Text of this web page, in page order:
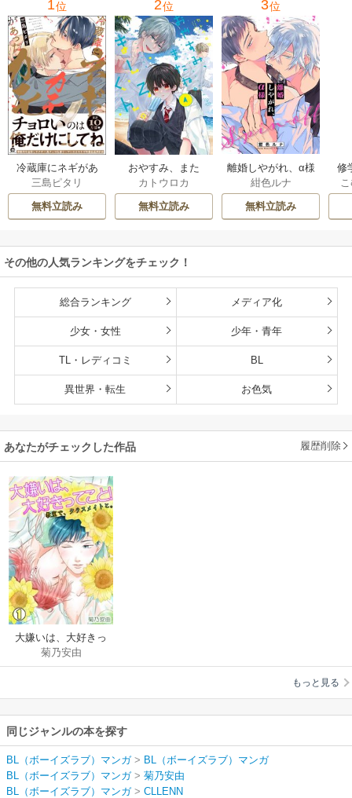
1位
冷蔵庫にネギがあ
ったカモ
三島ピタリ
無料立読み
2位
おやすみ、また
ね。ましろくん。
【電子限定漫画付
き】
カトウロカ
無料立読み
3位
離婚しやがれ、α様
紺色ルナ
無料立読み
修
その他の人気ランキングをチェック！
総合ランキング メディア化
少女・女性 少年・青年
TL・レディコミ BL
異世界・転生 お色気
あなたがチェックした作品 履歴削除
大嫌いは、大好きっ
てこと！～教室で、
クラスメイトと。～
菊乃安由
もっと見る
同じジャンルの本を探す
BL（ボーイズラブ）マンガ> BL（ボーイズラブ）マンガ
BL（ボーイズラブ）マンガ> 菊乃安由
BL（ボーイズラブ）マンガ> CLLENN